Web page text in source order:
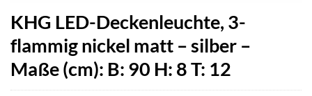
KHG LED-Deckenleuchte, 3-
flammig nickel matt – silber –
Maße (cm): B: 90 H: 8 T: 12